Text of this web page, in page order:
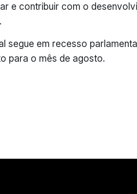
e contribuir com o
segue em recesso
para o mês de agosto.